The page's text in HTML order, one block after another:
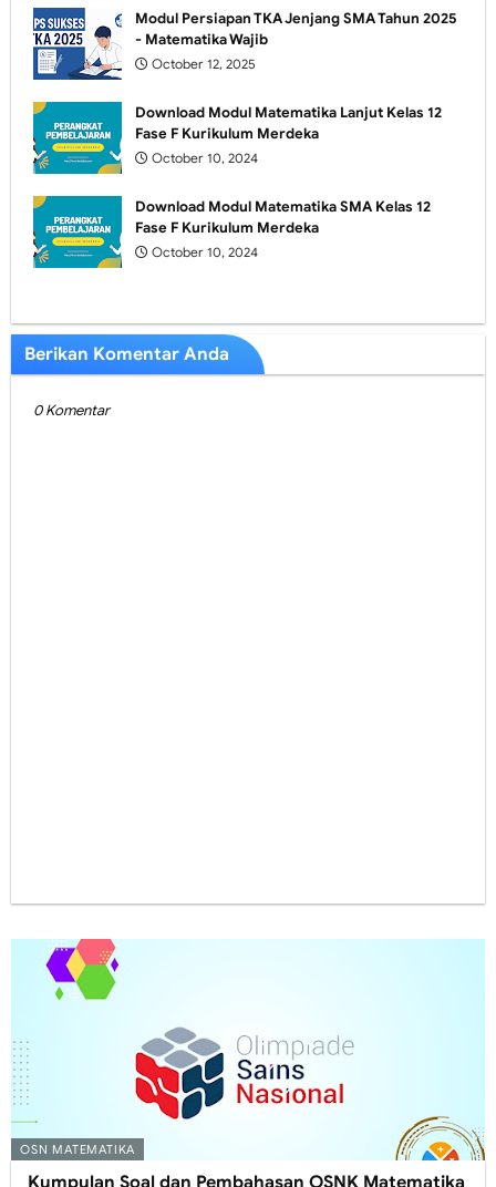
Modul Persiapan TKA Jenjang SMA Tahun 2025
- Matematika Wajib
October 12, 2025
Download Modul Matematika Lanjut Kelas 12
Fase F Kurikulum Merdeka
October 10, 2024
Download Modul Matematika SMA Kelas 12
Fase F Kurikulum Merdeka
October 10, 2024
Berikan Komentar Anda
0 Komentar
OSN MATEMATIKA
Kumpulan Soal dan Pembahasan OSNK Matematika